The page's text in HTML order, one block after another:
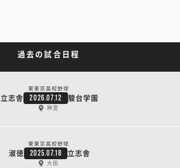
過去の試合日程
東東京高校野球
立志舎 2026.07.12 駿台学園
神宮
東東京高校野球
淑徳 2025.07.18 立志舎
大田